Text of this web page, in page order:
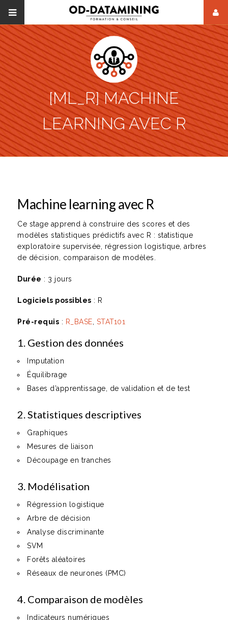
[ML_R] MACHINE
LEARNING AVEC R
Machine learning avec R
Ce stage apprend à construire des scores et des
modèles statistiques prédictifs avec R : statistique
exploratoire supervisée, régression logistique, arbres
de décision, comparaison de modèles.
Durée : 3 jours
Logiciels possibles : R
Pré-requis : R_BASE STAT101
1. Gestion des données
Imputation
Équilibrage
Bases d’apprentissage, de validation et de test
2. Statistiques descriptives
Graphiques
Mesures de liaison
Découpage en tranches
3. Modélisation
Régression logistique
Arbre de décision
Analyse discriminante
SVM
Forêts aléatoires
Réseaux de neurones (PMC)
4. Comparaison de modèles
Indicateurs numériques